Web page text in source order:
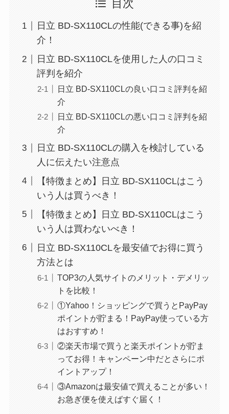
目次
日立 BD-SX110CLの性能(できる事)を紹
介！
日立 BD-SX110CLを使用した人の口コミ
評判を紹介
日立 BD-SX110CLの良い口コミ評判を紹
介
日立 BD-SX110CLの悪い口コミ評判を紹
介
日立 BD-SX110CLの購入を検討している
人に伝えたい注意点
【特徴まとめ】日立 BD-SX110CLはこう
いう人は買うべき！
【特徴まとめ】日立 BD-SX110CLはこう
いう人は買わないべき！
日立 BD-SX110CLを最安値でお得に買う
方法とは
TOP3の人気サイトのメリット・デメリッ
トを比較！
①Yahoo！ショッピングで買うとPayPay
ポイントが貯まる！PayPay使っている方
はおすすめ！
②楽天市場で買うと楽天ポイントが貯ま
ってお得！キャンペーン中だとさらにポ
イントアップ！
③Amazonは最安値で買えることが多い！
お急ぎ便を使えばすぐ届く！